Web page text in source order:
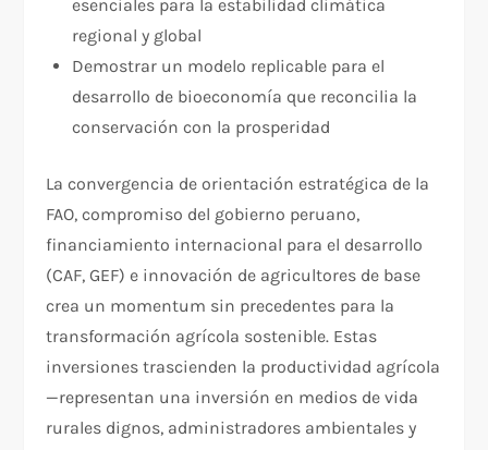
esenciales para la estabilidad climática
regional y global
Demostrar un modelo replicable para el
desarrollo de bioeconomía que reconcilia la
conservación con la prosperidad
La convergencia de orientación estratégica de la
FAO, compromiso del gobierno peruano,
financiamiento internacional para el desarrollo
(CAF, GEF) e innovación de agricultores de base
crea un momentum sin precedentes para la
transformación agrícola sostenible. Estas
inversiones trascienden la productividad agrícola
—representan una inversión en medios de vida
rurales dignos, administradores ambientales y